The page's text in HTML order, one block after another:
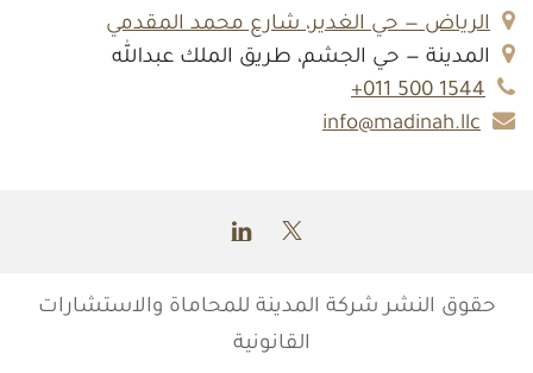
الرياض — حي الغدير، شارع محمد المقدمي
المدينة — حي الجشم، طريق الملك عبدالله
1544 500 011+
info@madinah.llc
حقوق النشر شركة المدينة للمحاماة والاستشارات
القانونية